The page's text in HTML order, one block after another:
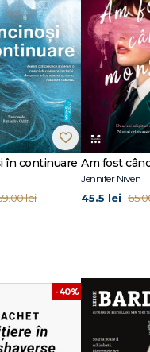
la gură: un şef de
inadaptaţi cu talente diverse,
Universitatea Yale. A
scrie la Hollywood. Este
Grisha: Regatul Umbrelor,
Today bestseller, New York
în continuare
lei
Am fost
Jennifer Niven
45.5 lei
-40%